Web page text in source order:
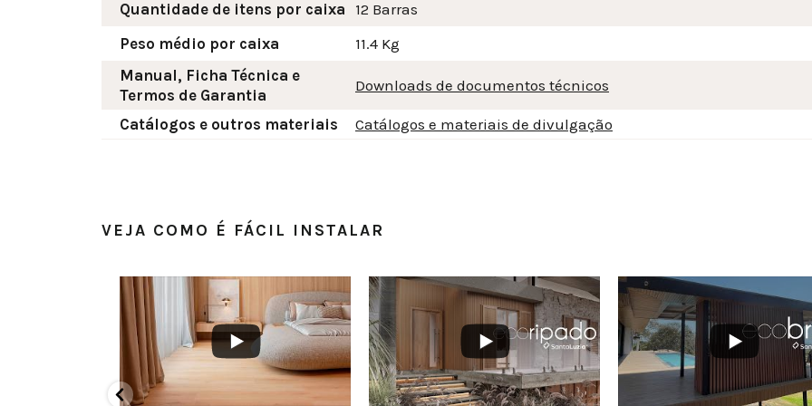
Quantidade de itens por caixa
12 Barras
Peso médio por caixa
11.4 Kg
Manual, Ficha Técnica e
Termos de Garantia
Downloads de documentos técnicos
Catálogos e outros materiais Catálogos e materiais de divulgação
VEJA COMO É FÁCIL INSTALAR
YouTube Video UEx3ZXlpVS1YZl9FMEQ3NjNWMllmTkdRR2NMQ3VOdXdvUy4wMTYxQzVBRDI1NEVDQUZE
YouTube Video YouTube Video